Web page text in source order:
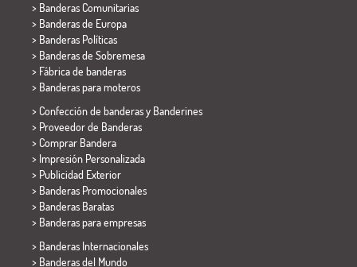
> Banderas Comunitarias
> Banderas de Europa
> Banderas Políticas
> Banderas de Sobremesa
> Fábrica de banderas
> Banderas para moteros
> Confección de banderas y Banderines
> Proveedor de Banderas
> Comprar Bandera
> Impresión Personalizada
> Publicidad Exterior
> Banderas Promocionales
> Banderas Baratas
> Banderas para empresas
> Banderas Internacionales
> Banderas del Mundo